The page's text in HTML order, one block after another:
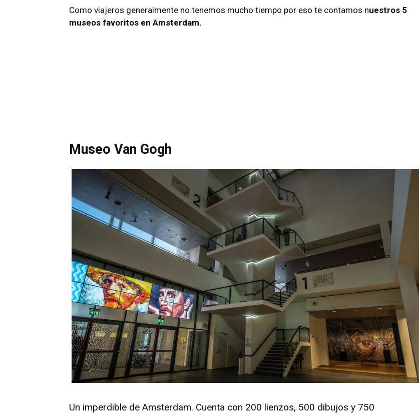
Como viajeros generalmente no tenemos mucho tiempo por eso te contamos nuestros 5
museos favoritos en Amsterdam.
Museo Van Gogh
Un imperdible de Amsterdam. Cuenta con 200 lienzos, 500 dibujos y 750